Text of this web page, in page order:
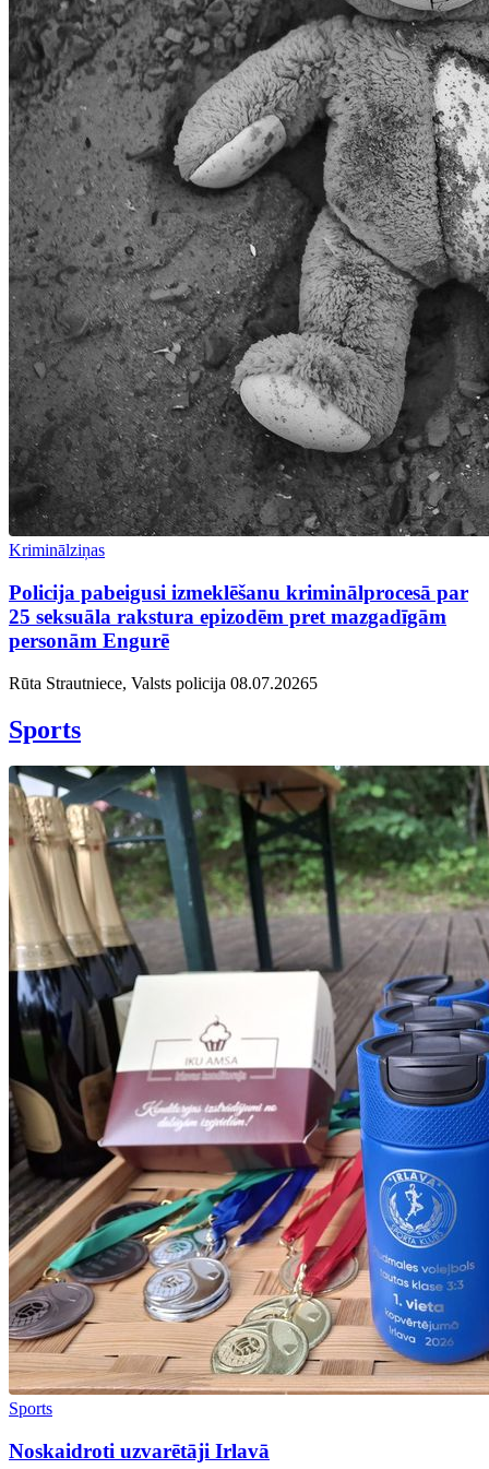
Kriminālziņas
Policija pabeigusi izmeklēšanu kriminālprocesā par
25 seksuāla rakstura epizodēm pret mazgadīgām
personām Engurē
Rūta Strautniece, Valsts policija 08.07.20265
Sports
Sports
Noskaidroti uzvarētāji Irlavā